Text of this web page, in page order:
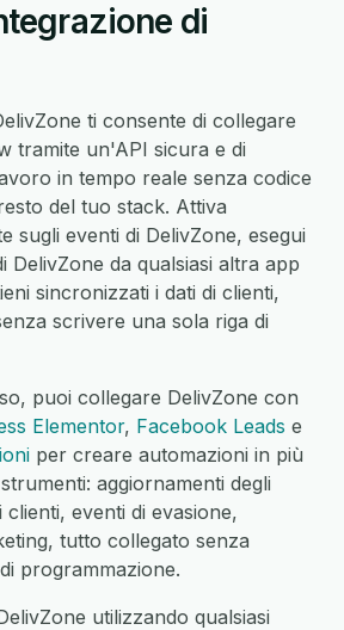
di
ti consente di collegare
tramite un'API sicura e di
in tempo reale senza codice
del tuo stack. Attiva
sugli eventi di DelivZone, esegui
DelivZone da qualsiasi altra app
sincronizzati i dati di clienti,
scrivere una sola riga di
puoi collegare DelivZone con
Elementor, Facebook Leads e
per creare automazioni in più
aggiornamenti degli
clienti, eventi di evasione,
tutto collegato senza
programmazione.
utilizzando qualsiasi